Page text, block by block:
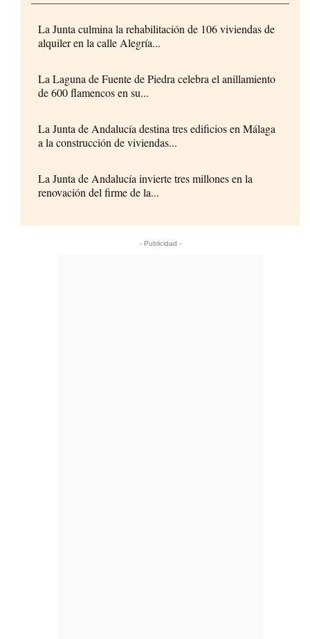
La Junta culmina la rehabilitación de 106 viviendas de
alquiler en la calle Alegría...
La Laguna de Fuente de Piedra celebra el anillamiento
de 600 flamencos en su...
La Junta de Andalucía destina tres edificios en Málaga
a la construcción de viviendas...
La Junta de Andalucía invierte tres millones en la
renovación del firme de la...
- Publicidad -